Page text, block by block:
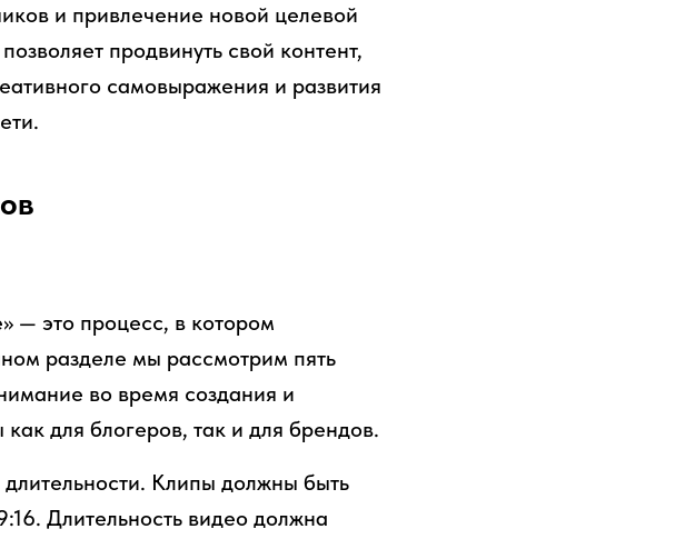
и привлечение новой целевой
продвинуть свой контент,
самовыражения и развития
— это процесс, в котором
разделе мы рассмотрим пять
во время создания и
для блогеров, так и для брендов.
Клипы должны быть
Длительность видео должна